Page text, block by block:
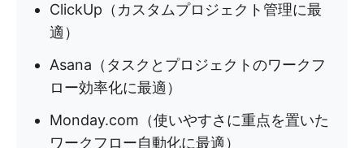
ClickUp（カスタムプロジェクト管理に最
適）
Asana（タスクとプロジェクトのワークフ
ロー効率化に最適）
Monday.com（使いやすさに重点を置いた
ワークフロー自動化に最適）